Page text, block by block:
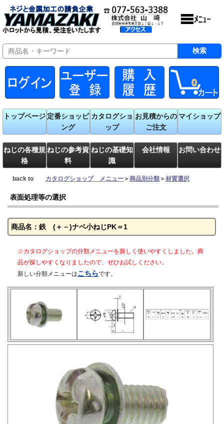
0
トップページ 定番ショッピ
ング
カタログショ
ップ
お見積からの
ご注文
マイショップ
ねじの各種規
格
ねじの参考資
料
ねじの基礎知
識
会社情報 お問い合わせ
back to カタログショップ メニュー ＞商品別分類 ＞材質選択
表面処理等の選択
商品名：鉄 (＋－)ナベ小ねじPK＝1
☆カタログショップの分類メニューを新しく使いやすくしました。商
品が探しやすくなりましたので、ぜひお試しください。
新しい分類メニューはこちらです。